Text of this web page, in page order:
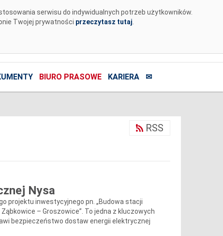
serwisu do indywidualnych potrzeb użytkowników.
Twojej prywatności przeczytasz tutaj
BIURO PRASOWE KARIERA ✉
RSS
Nysa
projektu inwestycyjnego pn. „Budowa stacji
– Groszowice”. To jedna z kluczowych
bezpieczeństwo dostaw energii elektrycznej